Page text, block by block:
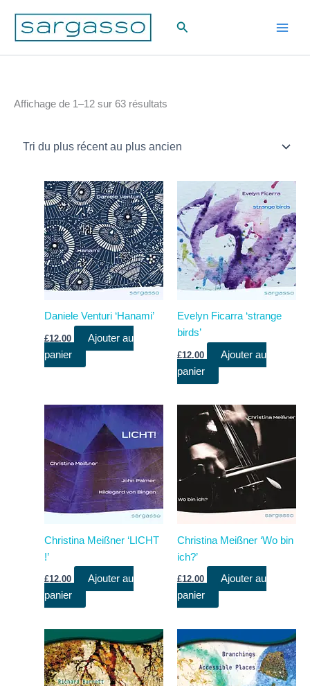
contenu
Rechercher
Affichage de 1–12 sur 63 résultats
récent
ancien
Daniele Venturi ‘Hanami’
£12.00
Ajouter au
panier
Evelyn Ficarra ‘strange
birds’
£12.00
Ajouter au
panier
Christina Meißner ‘LICHT
!’
£12.00
Ajouter au
panier
Christina Meißner ‘Wo bin
ich?’
£12.00
Ajouter au
panier